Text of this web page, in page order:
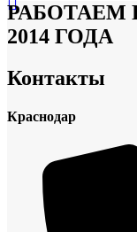
РАБОТАЕМ
2014 ГОДА
Контакты
Краснодар